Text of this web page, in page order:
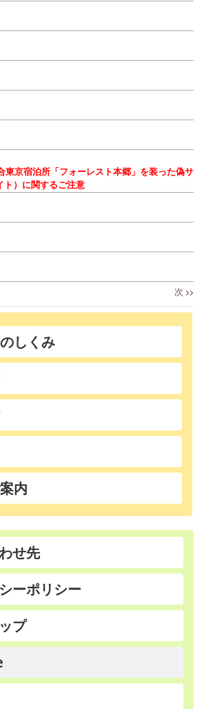
東京宿泊所「フォーレスト本郷」を装った偽サ
ト）に関するご注意
次 >>
しくみ
内
せ先
ーポリシー
プ